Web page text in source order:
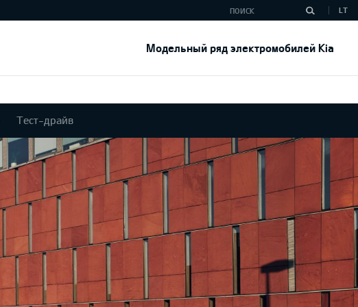
Модельный ряд электромобилей Kia
LT
Тест-драйв